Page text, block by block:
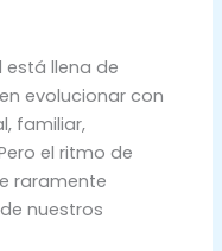
está llena de
evolucionar con
familiar,
el ritmo de
raramente
nuestros